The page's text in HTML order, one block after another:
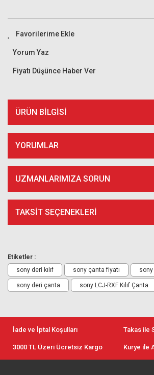
Yorum Yaz
Fiyatı Düşünce Haber Ver
ÜRÜN BILGISI
YORUMLAR
UZMANLARIMIZA SORUN
TAKSIT SEÇENEKLERI
Etiketler :
sony deri kılıf
sony çanta fiyatı
sony deri çanta sony LCJ-RXF Kılıf Çanta
İade ve İptal Koşulları Takas ile
3000 TL Üzeri Ücretsiz Kargo Kurye ile